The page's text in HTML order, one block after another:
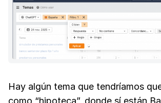
Hay algún tema que tendríamos
como “hipoteca”, donde sí están